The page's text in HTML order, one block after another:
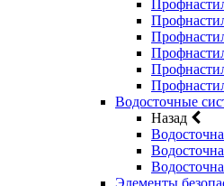
Водосточные
Назад
Элементы